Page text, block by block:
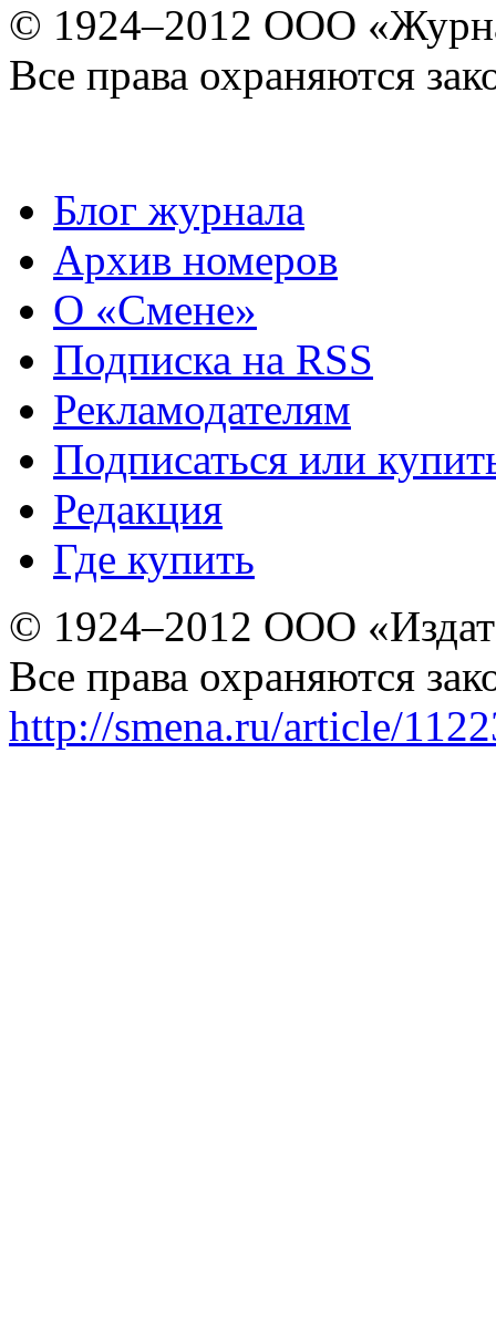
© 1924–2012 ООО
Все права охраняются
Блог журнала
Архив номеров
О «Смене»
Подписка на RSS
Рекламодателям
Подписаться или
Редакция
Где купить
© 1924–2012 ООО
Все права охраняются
http://smena.ru/article/